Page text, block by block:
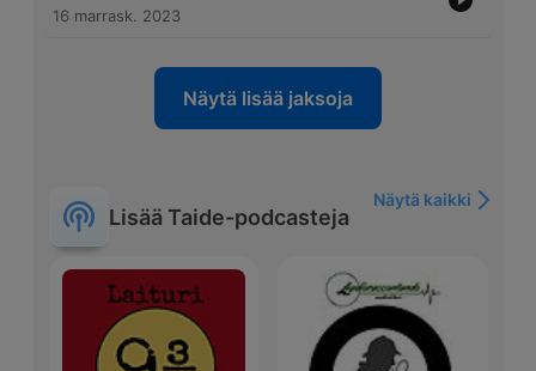
16 marrask. 2023
Näytä lisää jaksoja
Lisää Taide-podcasteja
Näytä kaikki